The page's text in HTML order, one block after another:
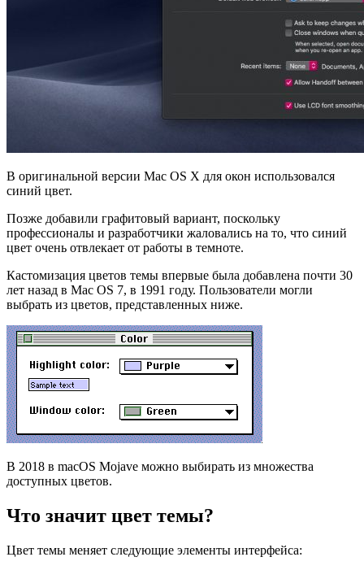
В оригинальной версии Mac OS X для окон использовался
синий цвет.
Позже добавили графитовый вариант, поскольку
профессионалы и разработчики жаловались на то, что синий
цвет очень отвлекает от работы в темноте.
Кастомизация цветов темы впервые была добавлена почти 30
лет назад в Mac OS 7, в 1991 году. Пользователи могли
выбрать из цветов, представленных ниже.
В 2018 в macOS Mojave можно выбирать из множества
доступных цветов.
Что значит цвет темы?
Цвет темы меняет следующие элементы интерфейса: